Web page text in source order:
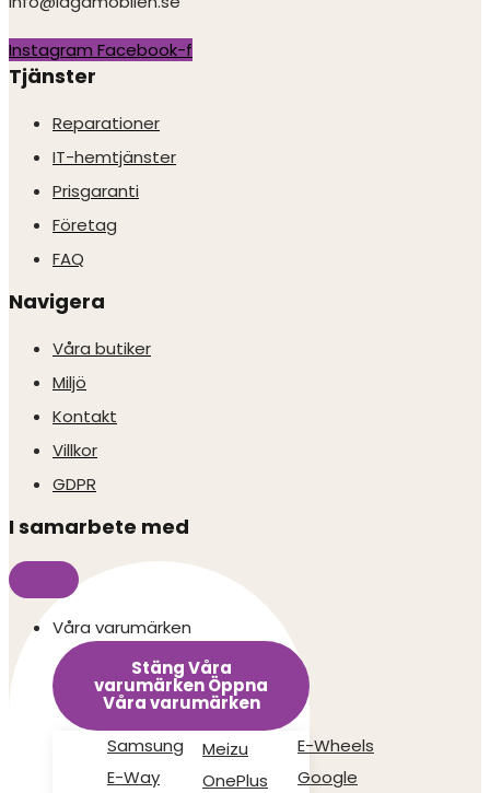
Instagram Facebook-f
Tjänster
Reparationer
IT-hemtjänster
Prisgaranti
Företag
FAQ
Navigera
Våra butiker
Miljö
Kontakt
Villkor
GDPR
I samarbete med
Våra varumärken
Stäng Våra
varumärkenÖppna
Våra varumärken
Samsung
E-Way
Meizu
OnePlus
E-Wheels
Google